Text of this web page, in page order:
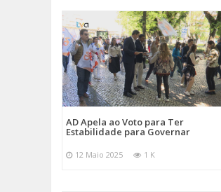
AD Apela ao Voto para Ter
Estabilidade para Governar
12 Maio 2025 1 K